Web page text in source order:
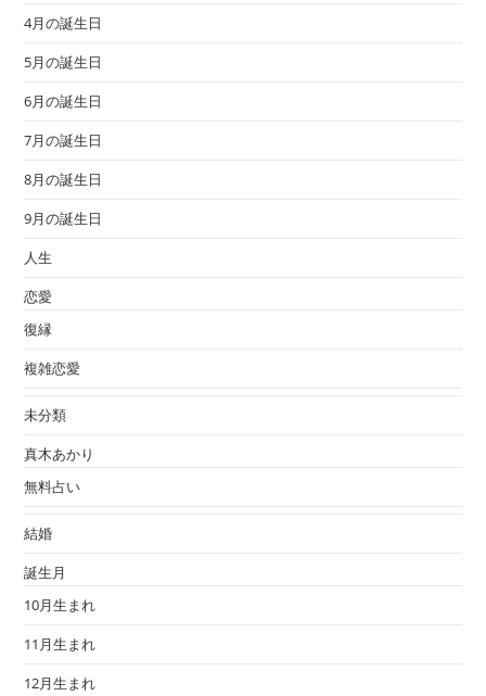
4月の誕生日
5月の誕生日
6月の誕生日
7月の誕生日
8月の誕生日
9月の誕生日
人生
恋愛
復縁
複雑恋愛
未分類
真木あかり
無料占い
結婚
誕生月
10月生まれ
11月生まれ
12月生まれ